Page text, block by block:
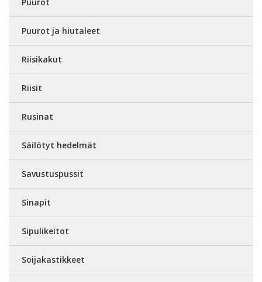
Puurot ja hiutaleet
Riisikakut
Riisit
Rusinat
Säilötyt hedelmät
Savustuspussit
Sinapit
Sipulikeitot
Soijakastikkeet